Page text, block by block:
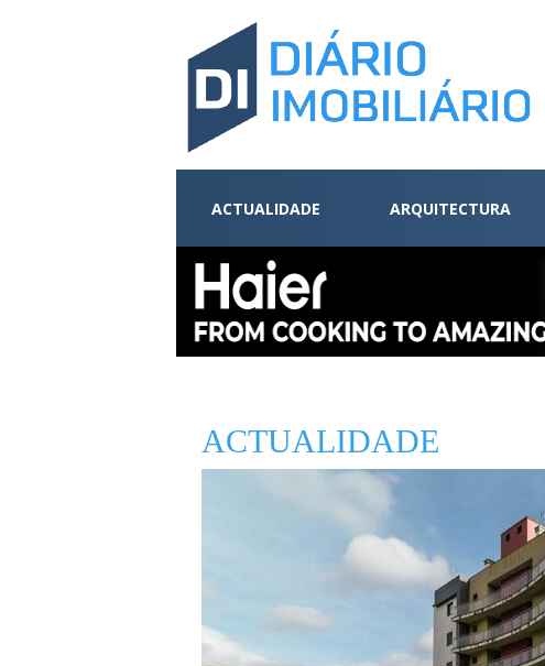
ACTUALIDADE ARQUITECTURA
ACTUALIDADE